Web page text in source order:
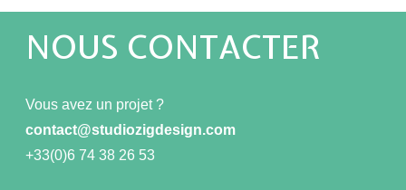
NOUS CONTACTER
Vous avez un projet ?
contact@studiozigdesign.com
+33(0)6 74 38 26 53